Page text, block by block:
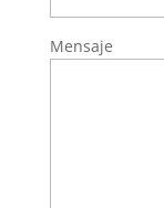
Mensaje